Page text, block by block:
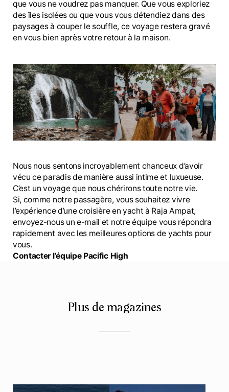
que vous ne voudrez pas manquer. Que vous exploriez
des îles isolées ou que vous vous détendiez dans des
paysages à couper le souffle, ce voyage restera gravé
en vous bien après votre retour à la maison.
Nous nous sentons incroyablement chanceux d’avoir
vécu ce paradis de manière aussi intime et luxueuse.
C’est un voyage que nous chérirons toute notre vie.
Si, comme notre passagère, vous souhaitez vivre
l’expérience d’une croisière en yacht à Raja Ampat,
envoyez-nous un e-mail et notre équipe vous répondra
rapidement avec les meilleures options de yachts pour
vous.
Contacter l’équipe Pacific High
Plus de magazines